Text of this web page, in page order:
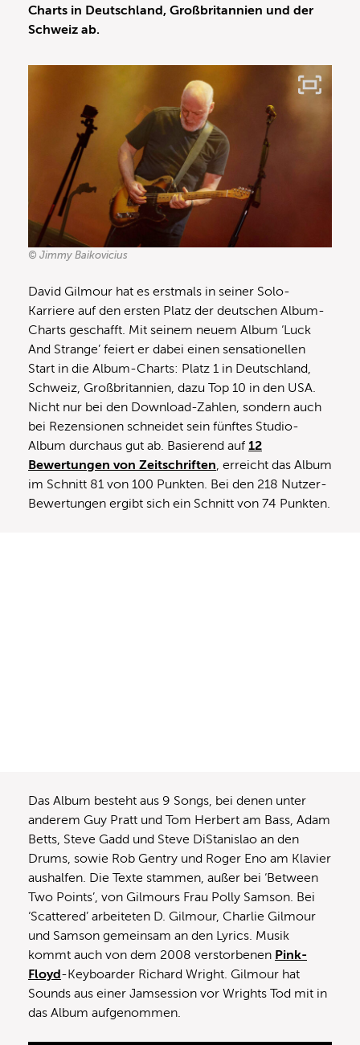
Charts in Deutschland, Großbritannien und der
Schweiz ab.
© Jimmy Baikovicius
David Gilmour hat es erstmals in seiner Solo-
Karriere auf den ersten Platz der deutschen Album-
Charts geschafft. Mit seinem neuem Album ‘Luck
And Strange’ feiert er dabei einen sensationellen
Start in die Album-Charts: Platz 1 in Deutschland,
Schweiz, Großbritannien, dazu Top 10 in den USA.
Nicht nur bei den Download-Zahlen, sondern auch
bei Rezensionen schneidet sein fünftes Studio-
Album durchaus gut ab. Basierend auf 12
Bewertungen von Zeitschriften, erreicht das Album
im Schnitt 81 von 100 Punkten. Bei den 218 Nutzer-
Bewertungen ergibt sich ein Schnitt von 74 Punkten.
Das Album besteht aus 9 Songs, bei denen unter
anderem Guy Pratt und Tom Herbert am Bass, Adam
Betts, Steve Gadd und Steve DiStanislao an den
Drums, sowie Rob Gentry und Roger Eno am Klavier
aushalfen. Die Texte stammen, außer bei ‘Between
Two Points’, von Gilmours Frau Polly Samson. Bei
‘Scattered’ arbeiteten D. Gilmour, Charlie Gilmour
und Samson gemeinsam an den Lyrics. Musik
kommt auch von dem 2008 verstorbenen Pink-
Floyd-Keyboarder Richard Wright. Gilmour hat
Sounds aus einer Jamsession vor Wrights Tod mit in
das Album aufgenommen.